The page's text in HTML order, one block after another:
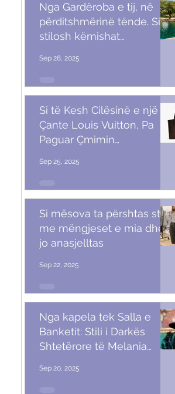
Nga Gardëroba e tij, në
përditshmërinë tënde. Si t’i
stilosh këmishat
Sep 28, 2025
Si të Kesh Cilësinë e një
Çante Louis Vuitton, Pa
Paguar Çmimin
Sep 25, 2025
Si mësova ta përshtas stilin
me mëngjeset e mia dhe
jo anasjelltas
Sep 22, 2025
Nga kapela tek Salla e
Banketit: Stili i Darkës
Shtetërore të Melania
Sep 20, 2025